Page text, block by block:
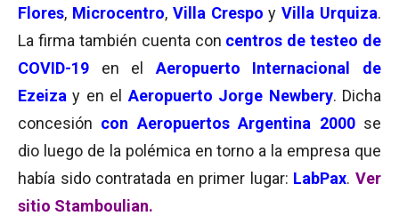
Flores, Microcentro, Villa Crespo yVilla Urquiza.
La firma también cuenta con centros de testeo de
COVID-19
en el Aeropuerto Internacional de
Ezeiza y en el Aeropuerto Jorge Newbery. Dicha
concesión con Aeropuertos Argentina 2000 se
dio luego de la polémica en torno a la empresa que
había sido contratada en primer lugar: LabPax.Ver
sitio Stamboulian.